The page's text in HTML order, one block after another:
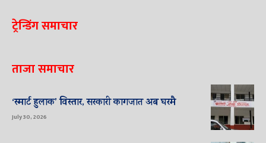
ट्रेन्डिंग समाचार
ताजा समाचार
‘स्मार्ट हुलाक’ विस्तार, सरकारी कागजात अब घरमै
July 30, 2026